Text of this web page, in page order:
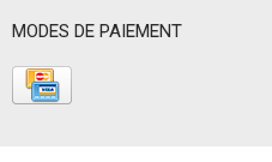
MODES DE PAIEMENT